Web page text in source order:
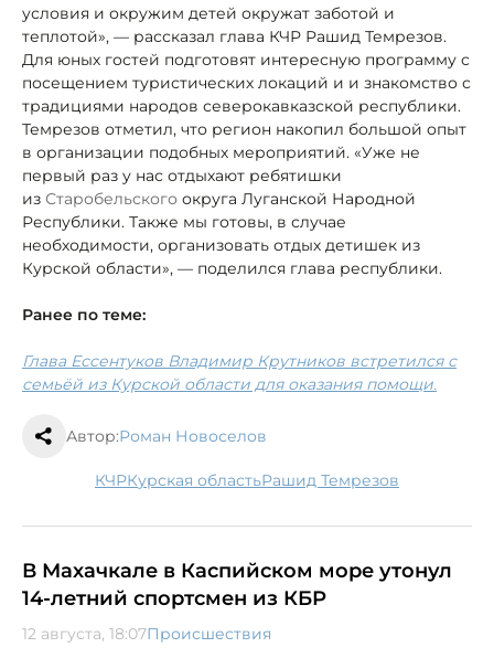
условия и окружим детей окружат заботой и
теплотой», — рассказал глава КЧР Рашид Темрезов.
Для юных гостей подготовят интересную программу с
посещением туристических локаций и и знакомство с
традициями народов северокавказской республики.
Темрезов отметил, что регион накопил большой опыт
в организации подобных мероприятий. «Уже не
первый раз у нас отдыхают ребятишки
из Старобельского округа Луганской Народной
Республики. Также мы готовы, в случае
необходимости, организовать отдых детишек из
Курской области», — поделился глава республики.
Ранее по теме:
Глава Ессентуков Владимир Крутников встретился с
семьёй из Курской области для оказания помощи.
Автор:Роман Новоселов
КЧР Курская область Рашид Темрезов
В Махачкале в Каспийском море утонул
14-летний спортсмен из КБР
12 августа, 18:07Происшествия